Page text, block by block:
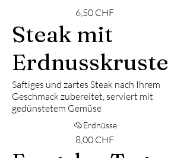
6,50 CHF
Steak mit
Erdnusskruste
Saftiges und zartes Steak nach Ihrem
Geschmack zubereitet, serviert mit
gedünstetem Gemüse
8,00 CHF
Erdnüsse